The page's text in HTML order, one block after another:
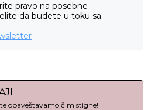
pravo na posebne
da budete u toku sa